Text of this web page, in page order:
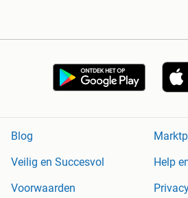
Blog
Veilig en Succesvol
Help
Voorwaarden